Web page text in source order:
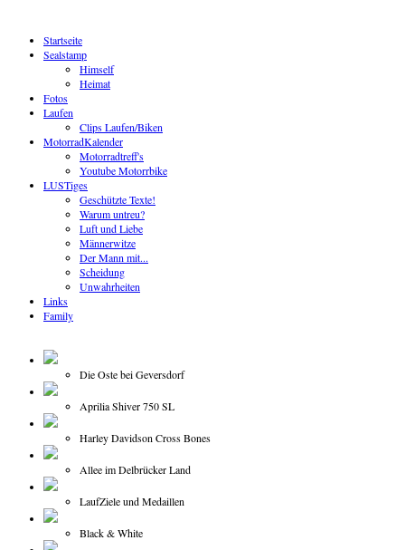
Startseite
Sealstamp
Himself
Heimat
Fotos
Laufen
Clips Laufen/Biken
MotorradKalender
Motorradtreff's
Youtube Motorrbike
LUSTiges
Geschützte Texte!
Warum untreu?
Luft und Liebe
Männerwitze
Der Mann mit...
Scheidung
Unwahrheiten
Links
Family
Die Oste bei Geversdorf
Aprilia Shiver 750 SL
Harley Davidson Cross Bones
Allee im Delbrücker Land
LaufZiele und Medaillen
Black & White